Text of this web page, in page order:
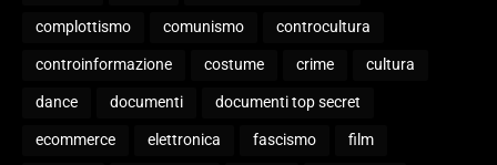
complottismo comunismo controcultura
controinformazione costume crime cultura
dance documenti documenti top secret
ecommerce elettronica fascismo film